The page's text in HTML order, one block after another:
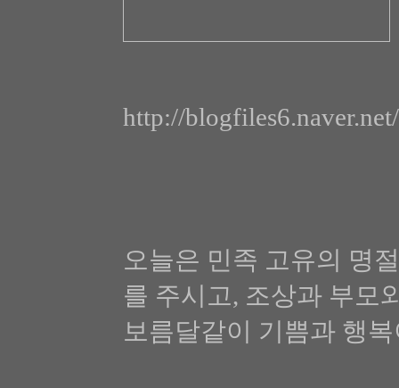
http://
오늘은 민족 고유의 명
를 주시고, 조상과 부모
보름달같이 기쁨과 행